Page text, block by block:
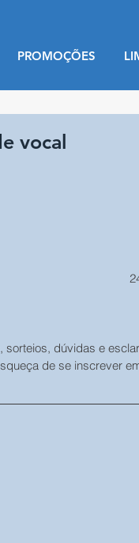
PROMOÇÕES
vocal
dúvidas e
de se inscrever